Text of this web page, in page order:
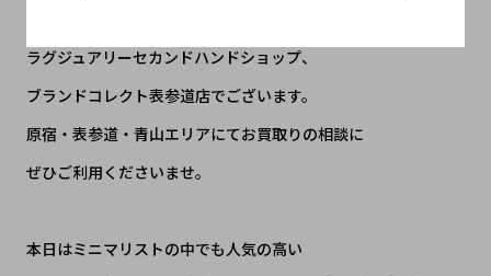
ラグジュアリーセカンドハンドショップ、
ブランドコレクト表参道店でございます。
原宿・表参道・青山エリアにてお買取りの相談に
ぜひご利用くださいませ。
本日はミニマリストの中でも人気の高い